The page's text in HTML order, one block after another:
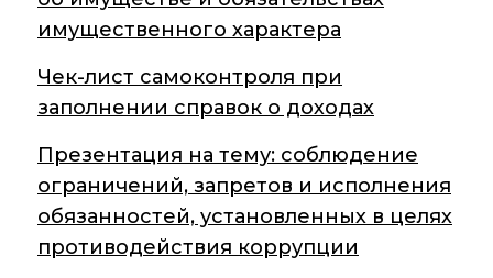
института
Научный Совет РАН
по органической
Искусственный
интеллект (ИИ)
в химии
имущественного характера
Чек-лист самоконтроля при
заполнении справок о доходах
Презентация на тему: соблюдение
ограничений, запретов и исполнения
обязанностей, установленных в целях
противодействия коррупции